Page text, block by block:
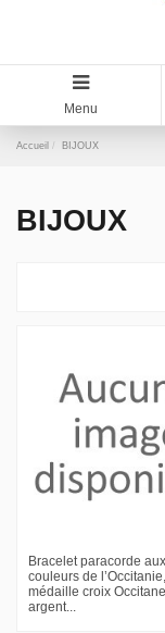
Menu
Accueil BIJOUX
BIJOUX
Bracelet paracorde aux
couleurs de l’Occitanie,
médaille croix
argent...